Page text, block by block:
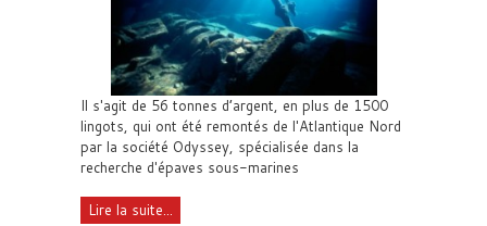
Il s'agit de 56 tonnes d’argent, en plus de 1500
lingots, qui ont été remontés de l'Atlantique Nord
par la société Odyssey, spécialisée dans la
recherche d'épaves sous-marines
Lire la suite...